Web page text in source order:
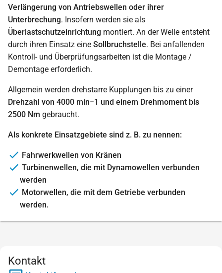
Verlängerung von Antriebswellen oder ihrer
Unterbrechung. Insofern werden sie als
Überlastschutzeinrichtung montiert. An der Welle entsteht
durch ihren Einsatz eine Sollbruchstelle. Bei anfallenden
Kontroll- und Überprüfungsarbeiten ist die Montage /
Demontage erforderlich.
Allgemein werden drehstarre Kupplungen bis zu einer
Drehzahl von 4000 min−1 und einem Drehmoment bis
2500 Nm gebraucht.
Als konkrete Einsatzgebiete sind z. B. zu nennen:
Fahrwerkwellen von Kränen
Turbinenwellen, die mit Dynamowellen verbunden
werden
Motorwellen, die mit dem Getriebe verbunden
werden.
Kontakt